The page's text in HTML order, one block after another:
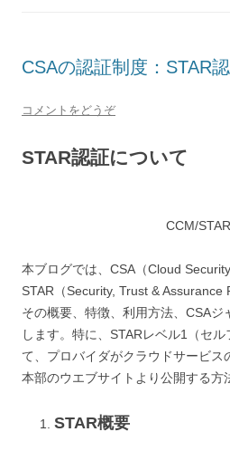
CSAの認証制度：STAR
コメントをどうぞ
STAR認証について
CCM/
本ブログでは、CSA（Cloud
STAR（Security, Trust & Assurance
その概要、特徴、利用方法、CSAジ
します。特に、STARレベル1（セ
て、プロバイダがクラウドサービス
本部のウエブサイトより公開する方
STAR概要